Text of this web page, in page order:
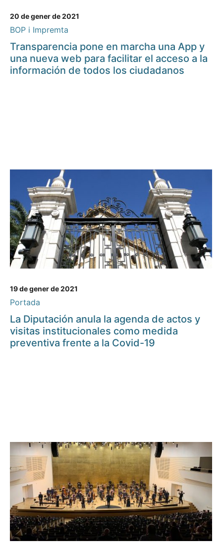
20 de gener de 2021
BOP i Impremta
Transparencia pone en marcha una App y
una nueva web para facilitar el acceso a la
información de todos los ciudadanos
19 de gener de 2021
Portada
La Diputación anula la agenda de actos y
visitas institucionales como medida
preventiva frente a la Covid-19